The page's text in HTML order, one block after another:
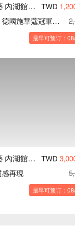
EGO Hair 自我髮藝 內湖館｜藝人網紅名店 TWD
東區創意設計剪裁｜德國施華蔻冠軍總監男仕剪髮
最早可预订：
EGO Hair 自我髮藝 內湖館｜藝人網紅名店 TWD
再現
最早可预订：